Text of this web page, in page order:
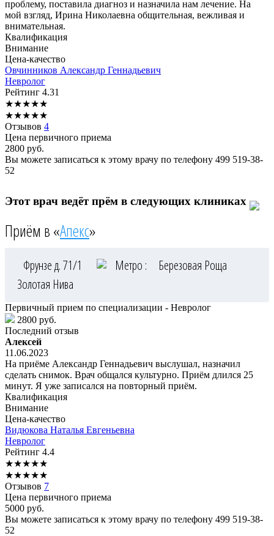
проблему, поставила диагноз и назначила нам лечение. На
мой взгляд, Ирина Николаевна общительная, вежливая и
внимательная.
Квалификация
Внимание
Цена-качество
Овчинников Александр Геннадьевич
Невролог
Рейтинг 4.31
★★★★★
★★★★★
Отзывов 4
Цена первичного приема
2800 руб.
Вы можете записаться к этому врачу по телефону 499 519-38-
52
Этот врач ведёт прём в следующих клиниках
Приём в «Апекс»
Фрунзе д. 71/1 Метро :
Березовая Роща
Золотая Нива
Первичный прием по специализации - Невролог
2800 руб.
Последний отзыв
Алексей
11.06.2023
На приёме Александр Геннадьевич выслушал, назначил
сделать снимок. Врач общался культурно. Приём длился 25
минут. Я уже записался на повторный приём.
Квалификация
Внимание
Цена-качество
Видюкова Наталья Евгеньевна
Невролог
Рейтинг 4.4
★★★★★
★★★★★
Отзывов 7
Цена первичного приема
5000 руб.
Вы можете записаться к этому врачу по телефону 499 519-38-
52